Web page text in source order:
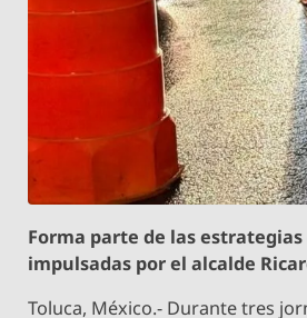
Forma parte de las
impulsadas por el alcalde
Toluca, México.- Durante tres